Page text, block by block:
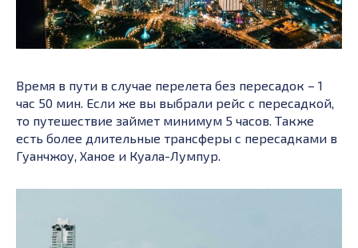
Время в пути в случае перелета без пересадок – 1
час 50 мин. Если же вы выбрали рейс с пересадкой,
то путешествие займет минимум 5 часов. Также
есть более длительные трансферы с пересадками в
Гуанчжоу, Ханое и Куала-Лумпур.